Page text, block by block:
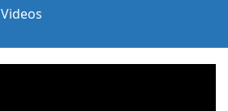
Videos